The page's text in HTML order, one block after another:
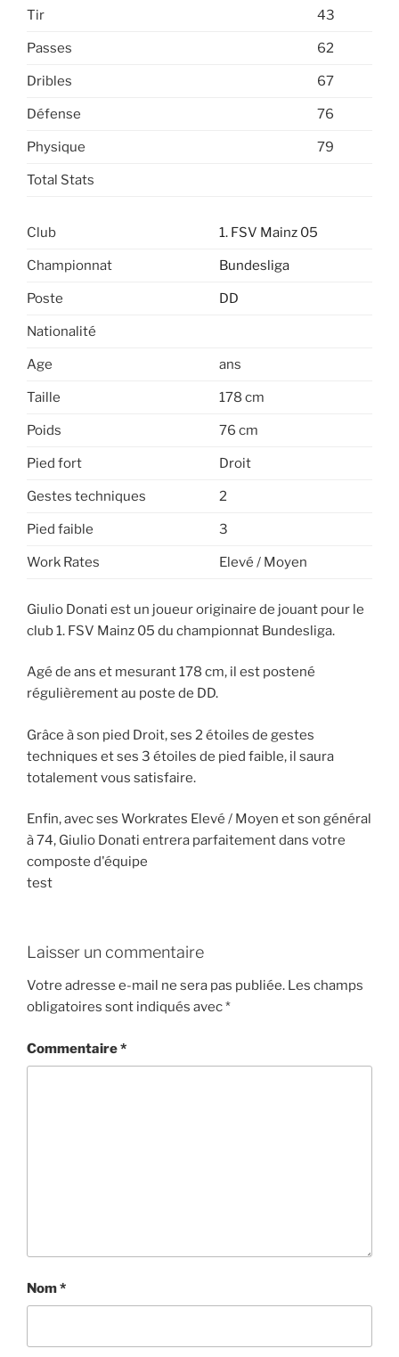
Tir 43
Passes 62
Dribles 67
Défense 76
Physique 79
Total Stats
Club 1. FSV Mainz 05
Championnat Bundesliga
Poste DD
Nationalité
Age ans
Taille 178 cm
Poids 76 cm
Pied fort Droit
Gestes techniques 2
Pied faible 3
Work Rates Elevé / Moyen
Giulio Donati est un joueur originaire de jouant pour le
club 1. FSV Mainz 05 du championnat Bundesliga.
Agé de ans et mesurant 178 cm, il est postené
régulièrement au poste de DD.
Grâce à son pied Droit, ses 2 étoiles de gestes
techniques et ses 3 étoiles de pied faible, il saura
totalement vous satisfaire.
Enfin, avec ses Workrates Elevé / Moyen et son général
à 74, Giulio Donati entrera parfaitement dans votre
composte d'équipe
test
Laisser un commentaire
Votre adresse e-mail ne sera pas publiée. Les champs
obligatoires sont indiqués avec*
Commentaire*
Nom*